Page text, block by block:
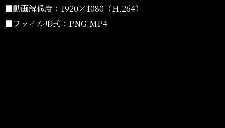
■動画解像度：1920×1080（H.264）
■ファイル形式：PNG,MP4